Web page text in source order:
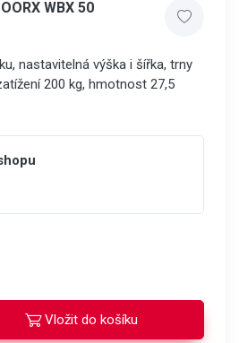
WBX 50
nastavitelná výška i šířka, trny
200 kg, hmotnost 27,5
Vložit do košíku